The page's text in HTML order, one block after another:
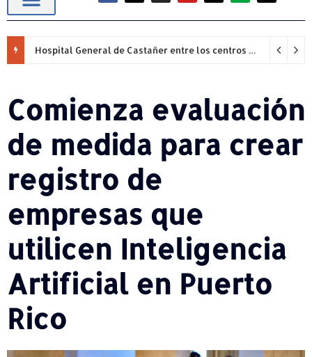
Hospital General de Castañer entre los centros de salud comunitarios con mejor desempeño clínico de Estados Unidos
Comienza evaluación
de medida para crear
registro de
empresas que
utilicen Inteligencia
Artificial en Puerto
Rico